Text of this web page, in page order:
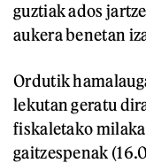
guztiak ados
aukera benetan
Ordutik
lekutan geratu
fiskaletako
gaitzespenak